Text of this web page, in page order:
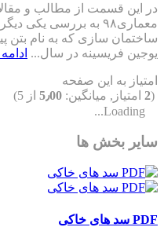
در این قسمت از مطالب و
معماری۹۸ به بررسی
ساختمان سازی که به نام بتن
یوجین فریسینه در سال...
امتیاز به این صفحه
(
2 امتیاز, میانگین: 5٫00 از 5)
Loading...
سایر بخش ها
PDF سد های خاکی